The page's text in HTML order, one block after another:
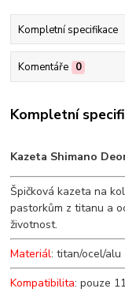
Kompletní specifikace
Komentáře 0
Kompletní
Kazeta Shimano
Špičková kazeta na
pastorkům z titanu a
životnost.
Materiál: titan/ocel/alu
Kompatibilita: pouze